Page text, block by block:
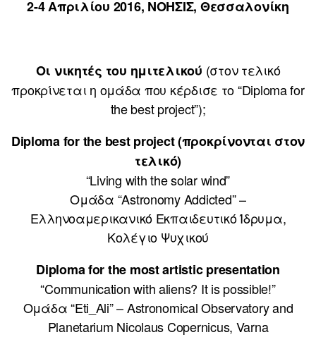
2-4 Απριλίου 2016, ΝΟΗΣΙΣ, Θεσσαλονίκη
Οι νικητές του ημιτελικού (στον τελικό
προκρίνεται η ομάδα που κέρδισε το “Diploma for
the best project”);
Diploma for the best project (προκρίνονται στον
τελικό)
“Living with the solar wind”
Ομάδα “Astronomy Addicted” –
Ελληνοαμερικανικό Εκπαιδευτικό Ίδρυμα,
Κολέγιο Ψυχικού
Diploma for the most artistic presentation
“Communication with aliens? It is possible!”
Ομάδα “Eti_Ali” – Astronomical Observatory and
Planetarium Nicolaus Copernicus, Varna